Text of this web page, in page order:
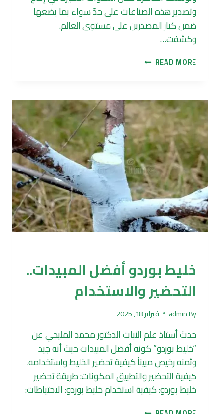
وتصدير هذه الصناعات على حدّ سواء بما يضعها
ضمن كبار المصدرين على مستوى العالم.
وكشفت…
READ MORE صناعة
مصر
تشهد
طفرة..
كيف
يتم
التحكم
بالانبعاثات؟
خليط بوردو أفضل المبيدات..
التحضير والاستخدام
By
admin فبراير 18, 2025
حدث أستاذ علم النبات الدكتور محمد المليجي عن
“خليط بوردو” كونه أفضل المبيدات حيث أنه جيد
وثمنه رخيص مبيناً كيفية تحضير الخليط واستخدامه.
كيفية التحضير والتطبيق المكونات: طريقة تحضير
خليط بوردو: كيفية استخدام خليط بوردو: الاحتياطات:
خليط